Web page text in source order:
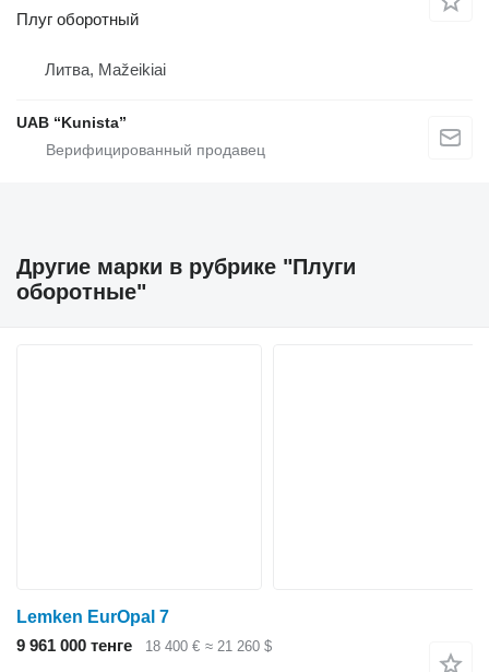
Плуг оборотный
Литва, Mažeikiai
UAB “Kunista”
Другие марки в рубрике "Плуги
оборотные"
Lemken EurOpal 7
9 961 000 тенге
18 400 € ≈ 21 260 $